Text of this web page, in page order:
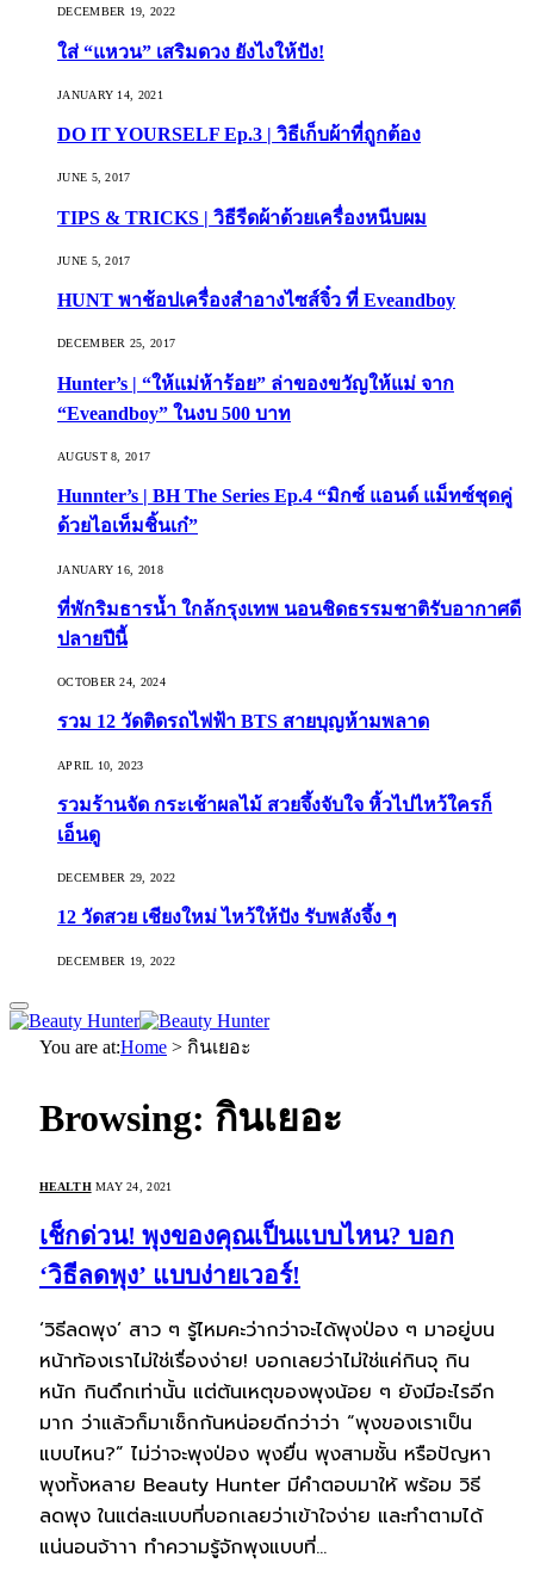
DECEMBER 19, 2022
ใส่ “แหวน” เสริมดวง ยังไงให้ปัง!
JANUARY 14, 2021
DO IT YOURSELF Ep.3 | วิธีเก็บผ้าที่ถูกต้อง
JUNE 5, 2017
TIPS & TRICKS | วิธีรีดผ้าด้วยเครื่องหนีบผม
JUNE 5, 2017
HUNT พาช้อปเครื่องสำอางไซส์จิ๋ว ที่ Eveandboy
DECEMBER 25, 2017
Hunter’s | “ให้แม่ห้าร้อย” ล่าของขวัญให้แม่ จาก
“Eveandboy” ในงบ 500 บาท
AUGUST 8, 2017
Hunnter’s | BH The Series Ep.4 “มิกซ์ แอนด์ แม็ทซ์ชุดคู่
ด้วยไอเท็มชิ้นเก๋”
JANUARY 16, 2018
ที่พักริมธารน้ำ ใกล้กรุงเทพ นอนชิดธรรมชาติรับอากาศดี
ปลายปีนี้
OCTOBER 24, 2024
รวม 12 วัดติดรถไฟฟ้า BTS สายบุญห้ามพลาด
APRIL 10, 2023
รวมร้านจัด กระเช้าผลไม้ สวยจึ้งจับใจ หิ้วไปไหว้ใครก็
เอ็นดู
DECEMBER 29, 2022
12 วัดสวย เชียงใหม่ ไหว้ให้ปัง รับพลังจึ้ง ๆ
DECEMBER 19, 2022
You are at:Home > กินเยอะ
Browsing: กินเยอะ
HEALTH MAY 24, 2021
เช็กด่วน! พุงของคุณเป็นแบบไหน? บอก
‘วิธีลดพุง’ แบบง่ายเวอร์!
‘วิธีลดพุง’ สาว ๆ รู้ไหมคะว่ากว่าจะได้พุงป่อง ๆ มาอยู่บน
หน้าท้องเราไม่ใช่เรื่องง่าย! บอกเลยว่าไม่ใช่แค่กินจุ กิน
หนัก กินดึกเท่านั้น แต่ต้นเหตุของพุงน้อย ๆ ยังมีอะไรอีก
มาก ว่าแล้วก็มาเช็กกันหน่อยดีกว่าว่า “พุงของเราเป็น
แบบไหน?” ไม่ว่าจะพุงป่อง พุงยื่น พุงสามชั้น หรือปัญหา
พุงทั้งหลาย Beauty Hunter มีคำตอบมาให้ พร้อม วิธี
ลดพุง ในแต่ละแบบที่บอกเลยว่าเข้าใจง่าย และทำตามได้
แน่นอนจ้าาา ทำความรู้จักพุงแบบที่…